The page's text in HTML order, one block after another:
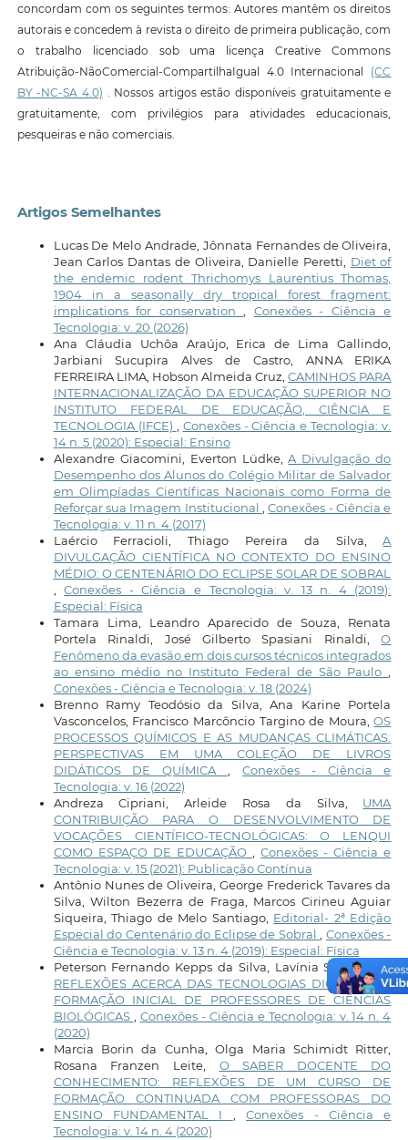
concordam com os seguintes termos: Autores mantêm os direitos
autorais e concedem à revista o direito de primeira publicação, com
o trabalho licenciado sob uma licença Creative Commons
Atribuição-NãoComercial-CompartilhaIgual 4.0 Internacional (CC
BY -NC-SA 4.0) . Nossos artigos estão disponíveis gratuitamente e
gratuitamente, com privilégios para atividades educacionais,
pesqueiras e não comerciais.
Artigos Semelhantes
Lucas De Melo Andrade, Jônnata Fernandes de Oliveira,
Jean Carlos Dantas de Oliveira, Danielle Peretti, Diet of
the endemic rodent Thrichomys Laurentius Thomas,
1904 in a seasonally dry tropical forest fragment:
implications for conservation, Conexões - Ciência e
Tecnologia: v. 20 (2026)
Ana Cláudia Uchôa Araújo, Erica de Lima Gallindo,
Jarbiani Sucupira Alves de Castro, ANNA ERIKA
FERREIRA LIMA, Hobson Almeida Cruz,CAMINHOS PARA
INTERNACIONALIZAÇÃO DA EDUCAÇÃO SUPERIOR NO
INSTITUTO FEDERAL DE EDUCAÇÃO, CIÊNCIA E
TECNOLOGIA (IFCE) , Conexões - Ciência e Tecnologia: v.
14 n. 5 (2020): Especial: Ensino
Alexandre Giacomini, Everton Lüdke,A Divulgação do
Desempenho dos Alunos do Colégio Militar de Salvador
em Olimpíadas Científicas Nacionais como Forma de
Reforçar sua Imagem Institucional ,Conexões - Ciência e
Tecnologia: v. 11 n. 4 (2017)
Laércio Ferracioli, Thiago Pereira da Silva,A
DIVULGAÇÃO CIENTÍFICA NO CONTEXTO DO ENSINO
MÉDIO: O CENTENÁRIO DO ECLIPSE SOLAR DE SOBRAL
,Conexões - Ciência e Tecnologia: v. 13 n. 4 (2019):
Especial: Física
Tamara Lima, Leandro Aparecido de Souza, Renata
Portela Rinaldi, José Gilberto Spasiani Rinaldi,O
Fenômeno da evasão em dois cursos técnicos integrados
ao ensino médio no Instituto Federal de São Paulo,
Conexões - Ciência e Tecnologia: v. 18 (2024)
Brenno Ramy Teodósio da Silva, Ana Karine Portela
Vasconcelos, Francisco Marcôncio Targino de Moura,OS
PROCESSOS QUÍMICOS E AS MUDANÇAS CLIMÁTICAS:
PERSPECTIVAS EM UMA COLEÇÃO DE LIVROS
DIDÁTICOS DE QUÍMICA, Conexões - Ciência e
Tecnologia: v. 16 (2022)
Andreza Cipriani, Arleide Rosa da Silva, UMA
CONTRIBUIÇÃO PARA O DESENVOLVIMENTO DE
VOCAÇÕES CIENTÍFICO-TECNOLÓGICAS: O LENQUI
COMO ESPAÇO DE EDUCAÇÃO ,Conexões - Ciência e
Tecnologia: v. 15 (2021): Publicação Contínua
Antônio Nunes de Oliveira, George Frederick Tavares da
Silva, Wilton Bezerra de Fraga, Marcos Cirineu Aguiar
Siqueira, Thiago de Melo Santiago, Editorial- 2ª Edição
Especial do Centenário do Eclipse de Sobral, Conexões -
Ciência e Tecnologia: v. 13 n. 4 (2019): Especial: Física
Peterson Fernando Kepps da Silva, Lavínia Schwantes,
REFLEXÕES ACERCA DAS TECNOLOGIAS DIGITAIS E A
FORMAÇÃO INICIAL DE PROFESSORES DE CIÊNCIAS
BIOLÓGICAS , Conexões - Ciência e Tecnologia: v. 14 n. 4
(2020)
Marcia Borin da Cunha, Olga Maria Schimidt Ritter,
Rosana Franzen Leite, O SABER DOCENTE DO
CONHECIMENTO: REFLEXÕES DE UM CURSO DE
FORMAÇÃO CONTINUADA COM PROFESSORAS DO
ENSINO FUNDAMENTAL I ,Conexões - Ciência e
Tecnologia: v. 14 n. 4 (2020)